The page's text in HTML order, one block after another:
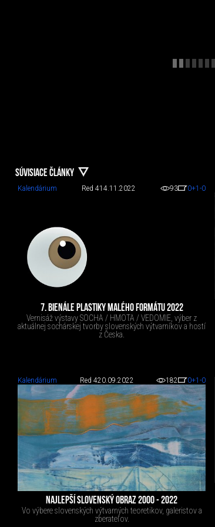
SÚVISIACE ČLÁNKY
Kalendárium Red 414.11.2022 93 0+1 -0
7. BIENÁLE PLASTIKY MALÉHO FORMÁTU 2022
Vernisáž výstavy SOCHA / HMOTA / VEDOMIE, výber z
aktuálnej sochárskej tvorby slovenských výtvarníkov a hostí
z Česka.
Kalendárium Red 420.09.2022 182 0+1 -0
NAJLEPŠÍ SLOVENSKÝ OBRAZ 2000 - 2022
Vo výbere slovenských výtvarných teoretikov, galeristov a
zberateľov.